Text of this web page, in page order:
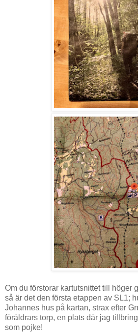
Om du förstorar kartutsnittet till höger
så är det den första etappen av SL1;
Johannes hus på kartan, strax efter
föräldrars torp, en plats där jag
som pojke!